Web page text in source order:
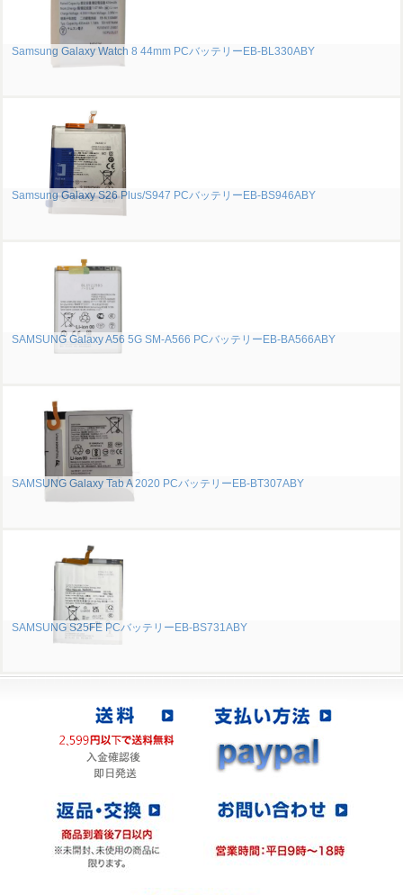
Samsung Galaxy Watch 8 44mm PCバッテリーEB-BL330ABY
Samsung Galaxy S26 Plus/S947 PCバッテリーEB-BS946ABY
SAMSUNG Galaxy A56 5G SM-A566 PCバッテリーEB-BA566ABY
SAMSUNG Galaxy Tab A 2020 PCバッテリーEB-BT307ABY
SAMSUNG S25FE PCバッテリーEB-BS731ABY